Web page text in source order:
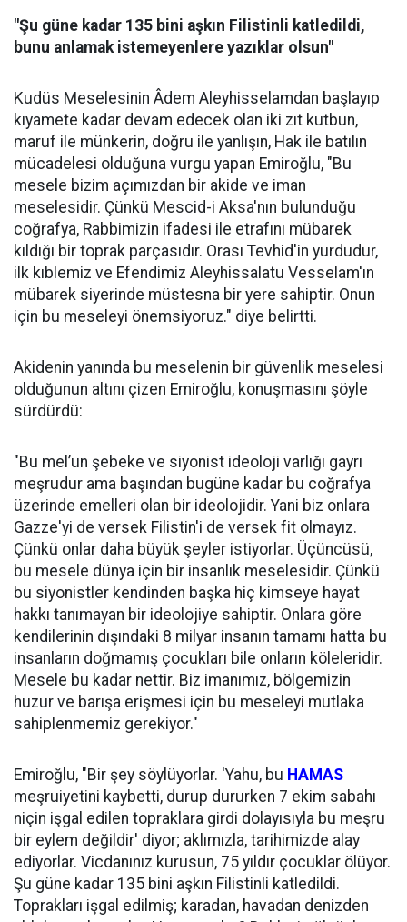
"Şu güne kadar 135 bini aşkın Filistinli katledildi,
bunu anlamak istemeyenlere yazıklar olsun"
Kudüs Meselesinin Âdem Aleyhisselamdan başlayıp
kıyamete kadar devam edecek olan iki zıt kutbun,
maruf ile münkerin, doğru ile yanlışın, Hak ile batılın
mücadelesi olduğuna vurgu yapan Emiroğlu, "Bu
mesele bizim açımızdan bir akide ve iman
meselesidir. Çünkü Mescid-i Aksa'nın bulunduğu
coğrafya, Rabbimizin ifadesi ile etrafını mübarek
kıldığı bir toprak parçasıdır. Orası Tevhid'in yurdudur,
ilk kıblemiz ve Efendimiz Aleyhissalatu Vesselam'ın
mübarek siyerinde müstesna bir yere sahiptir. Onun
için bu meseleyi önemsiyoruz." diye belirtti.
Akidenin yanında bu meselenin bir güvenlik meselesi
olduğunun altını çizen Emiroğlu, konuşmasını şöyle
sürdürdü:
"Bu mel’un şebeke ve siyonist ideoloji varlığı gayrı
meşrudur ama başından bugüne kadar bu coğrafya
üzerinde emelleri olan bir ideolojidir. Yani biz onlara
Gazze'yi de versek Filistin'i de versek fit olmayız.
Çünkü onlar daha büyük şeyler istiyorlar. Üçüncüsü,
bu mesele dünya için bir insanlık meselesidir. Çünkü
bu siyonistler kendinden başka hiç kimseye hayat
hakkı tanımayan bir ideolojiye sahiptir. Onlara göre
kendilerinin dışındaki 8 milyar insanın tamamı hatta bu
insanların doğmamış çocukları bile onların köleleridir.
Mesele bu kadar nettir. Biz imanımız, bölgemizin
huzur ve barışa erişmesi için bu meseleyi mutlaka
sahiplenmemiz gerekiyor."
Emiroğlu, "Bir şey söylüyorlar. 'Yahu, bu HAMAS
meşruiyetini kaybetti, durup dururken 7 ekim sabahı
niçin işgal edilen topraklara girdi dolayısıyla bu meşru
bir eylem değildir' diyor; aklımızla, tarihimizde alay
ediyorlar. Vicdanınız kurusun, 75 yıldır çocuklar ölüyor.
Şu güne kadar 135 bini aşkın Filistinli katledildi.
Toprakları işgal edilmiş; karadan, havadan denizden